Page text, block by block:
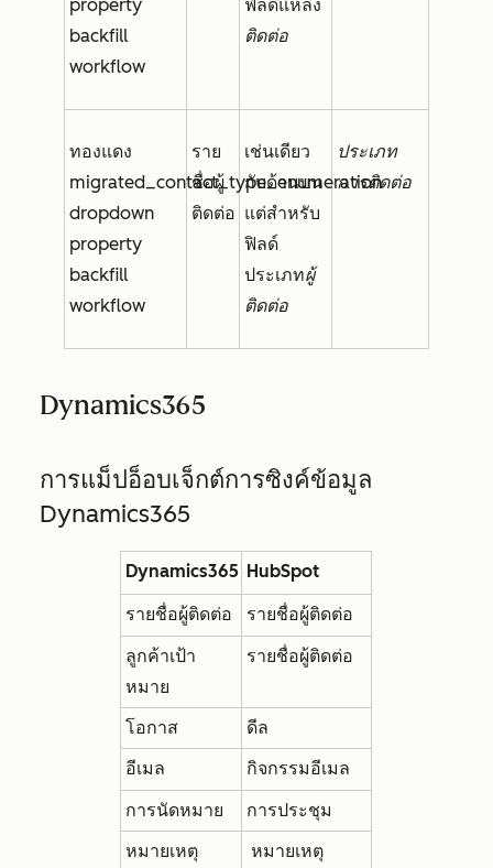
property
backfill
workflow
ฟิลด์แหล่ง
ติดต่อ
ทองแดง
migrated_contact_type_enumeration
dropdown
property
backfill
workflow
ราย
ชื่อผู้
ติดต่อ
เช่นเดียว
กับด้านบน
แต่สำหรับ
ฟิลด์
ประเภทผู้
ติดต่อ
ประเภท
การติดต่อ
Dynamics365
การแม็ปอ็อบเจ็กต์การซิงค์ข้อมูล
Dynamics365
Dynamics365 HubSpot
รายชื่อผู้ติดต่อ
รายชื่อผู้ติดต่อ
ลูกค้าเป้า
หมาย
รายชื่อผู้ติดต่อ
โอกาส
ดีล
อีเมล
กิจกรรมอีเมล
การนัดหมาย
การประชุม
หมายเหตุ
หมายเหตุ